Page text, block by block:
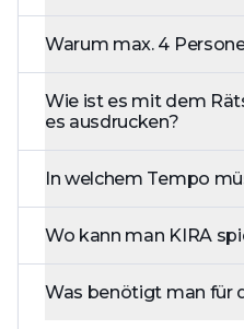
Warum max. 4
Wie ist es mit dem
es ausdrucken?
In welchem Tempo
Wo kann man KIRA
Was benötigt man für